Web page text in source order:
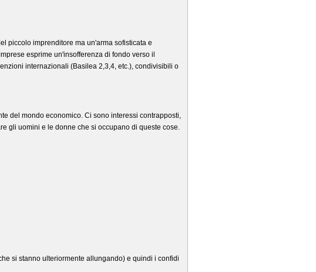
piccolo imprenditore ma un'arma sofisticata e
esprime un'insofferenza di fondo verso il
internazionali (Basilea 2,3,4, etc.), condivisibili o
del mondo economico. Ci sono interessi contrapposti,
gli uomini e le donne che si occupano di queste cose.
si stanno ulteriormente allungando) e quindi i confidi